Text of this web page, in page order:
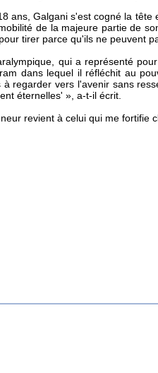
ans, Galgani s'est cogné la tête
de la majeure partie de
tirer parce qu'ils ne peuvent
qui a représenté
dans lequel il réfléchit au
à regarder vers l'avenir sans
éternelles' », a-t-il écrit.
revient à celui qui me fortifie